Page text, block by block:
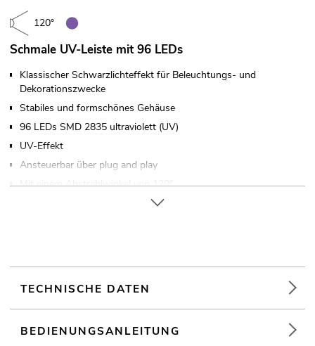
120°
Schmale UV-Leiste mit 96 LEDs
Klassischer Schwarzlichteffekt für Beleuchtungs- und
Dekorationszwecke
Stabiles und formschönes Gehäuse
96 LEDs SMD 2835 ultraviolett (UV)
UV-Effekt
Ansteuerbar über plug and play
Mit einem Abstrahlwinkel von 120°
In verschiedenen Ausführungen erhältlich
TECHNISCHE DATEN
BEDIENUNGSANLEITUNG